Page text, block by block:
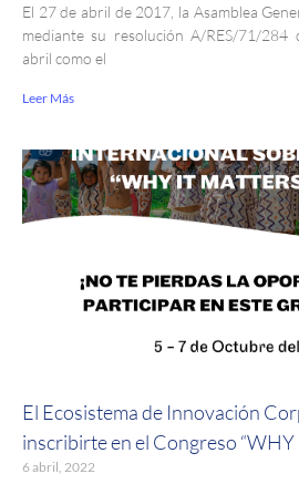
El 27 de abril de 2017, la Asamblea
mediante su resolución A/RES/71/
abril como el
Leer Más
El Ecosistema de Innovación
inscribirte en el Congreso “WHY
6 abril, 2022